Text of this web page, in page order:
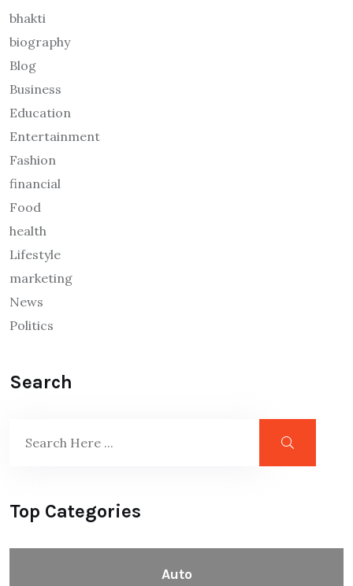
bhakti
biography
Blog
Business
Education
Entertainment
Fashion
financial
Food
health
Lifestyle
marketing
News
Politics
Search
Top Categories
Auto